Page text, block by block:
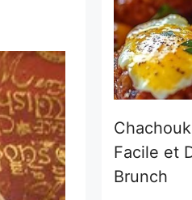
Facile et
Brunch